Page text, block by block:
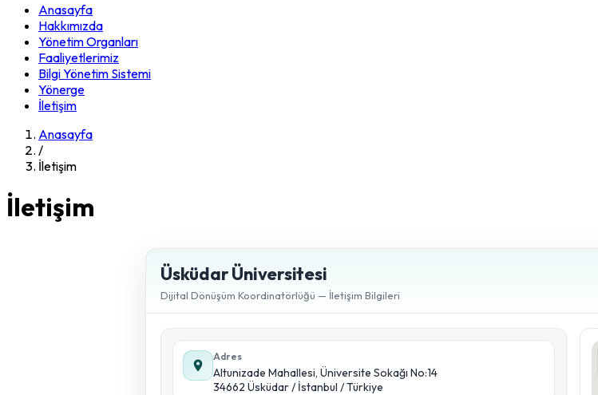
Anasayfa
Hakkımızda
Yönetim Organları
Faaliyetlerimiz
Bilgi Yönetim Sistemi
Yönerge
İletişim
Anasayfa
/
İletişim
İletişim
Üsküdar Üniversitesi
Dijital Dönüşüm Koordinatörlüğü — İletişim Bilgileri
Adres
Altunizade Mahallesi, Üniversite Sokağı No:14
34662 Üsküdar / İstanbul / Türkiye